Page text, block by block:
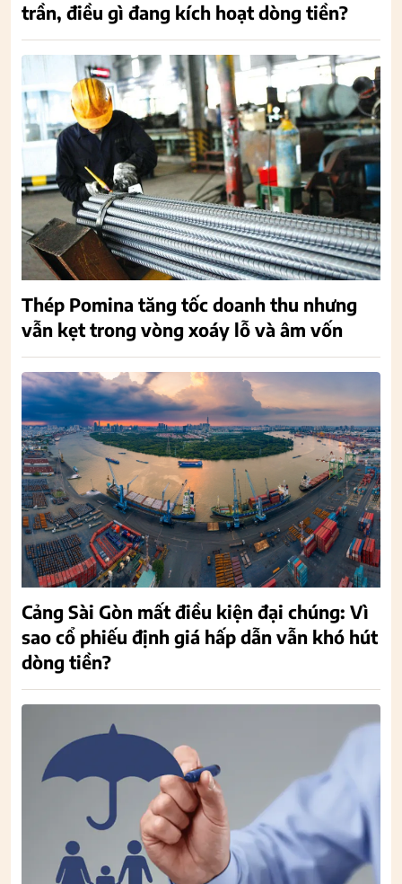
trần, điều gì đang kích hoạt dòng tiền?
Thép Pomina tăng tốc doanh thu nhưng
vẫn kẹt trong vòng xoáy lỗ và âm vốn
Cảng Sài Gòn mất điều kiện đại chúng: Vì
sao cổ phiếu định giá hấp dẫn vẫn khó hút
dòng tiền?